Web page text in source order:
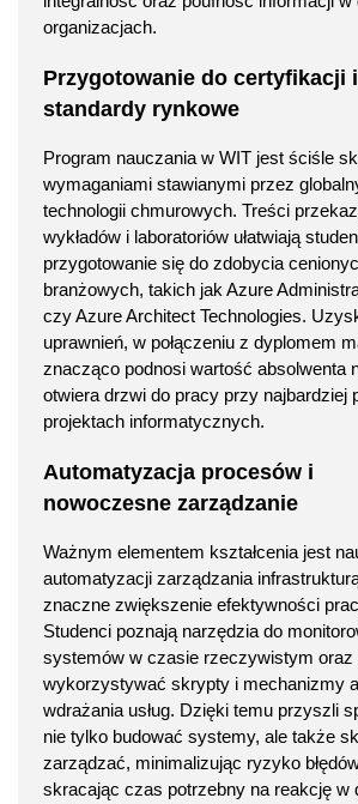
organizacjach.
Przygotowanie do certyfikacji i
standardy rynkowe
Program nauczania w WIT jest ściśle
wymaganiami stawianymi przez
technologii chmurowych. Treści
wykładów i laboratoriów ułatwiają
przygotowanie się do zdobycia
branżowych, takich jak Azure
czy Azure Architect Technologies.
uprawnień, w połączeniu z dyplomem
znacząco podnosi wartość absolwenta
otwiera drzwi do pracy przy najbardziej
projektach informatycznych.
Automatyzacja procesów i
nowoczesne zarządzanie
Ważnym elementem kształcenia jest
automatyzacji zarządzania
znaczne zwiększenie efektywności
Studenci poznają narzędzia do
systemów w czasie rzeczywistym oraz
wykorzystywać skrypty i mechanizmy
wdrażania usług. Dzięki temu przyszli
nie tylko budować systemy, ale także
zarządzać, minimalizując ryzyko
skracając czas potrzebny na reakcję w